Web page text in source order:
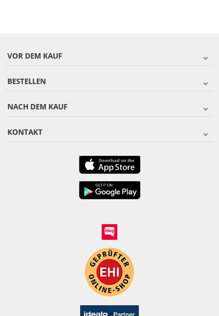
VOR DEM KAUF
BESTELLEN
NACH DEM KAUF
KONTAKT